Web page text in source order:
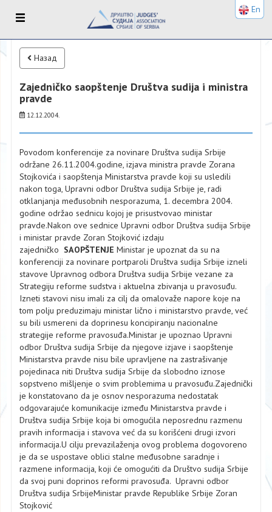
Назад
Zajedničko saopštenje Društva sudija i ministra
pravde
12.12.2004.
Povodom konferencije za novinare Društva sudija Srbije
održane 26.11.2004.godine, izjava ministra pravde Zorana
Stojkovića i saopštenja Ministarstva pravde koji su usledili
nakon toga, Upravni odbor Društva sudija Srbije je, radi
otklanjanja međusobnih nesporazuma, 1. decembra 2004.
godine održao sednicu kojoj je prisustvovao ministar
pravde.Nakon ove sednice Upravni odbor Društva sudija Srbije
i ministar pravde Zoran Stojković izdaju
zajedničko SAOPŠTENJE Ministar je upoznat da su na
konferenciji za novinare portparoli Društva sudija Srbije izneli
stavove Upravnog odbora Društva sudija Srbije vezane za
Strategiju reforme sudstva i aktuelna zbivanja u pravosuđu.
Izneti stavovi nisu imali za cilj da omalovaže napore koje na
tom polju preduzimaju ministar lično i ministarstvo pravde, već
su bili usmereni da doprinesu koncipiranju nacionalne
strategije reforme pravosuđa.Ministar je upoznao Upravni
odbor Društva sudija Srbije da njegove izjave i saopštenje
Ministarstva pravde nisu bile upravljene na zastrašivanje
pojedinaca niti Društva sudija Srbije da slobodno iznose
sopstveno mišljenje o svim problemima u pravosuđu.Zajednički
je konstatovano da je osnov nesporazuma nedostatak
odgovarajuće komunikacije između Ministarstva pravde i
Društva sudija Srbije koja bi omogućila neposrednu razmenu
pravih informacija i stavova već da su korišćeni drugi izvori
informacija.U cilju prevazilaženja ovog problema dogovoreno
je da se uspostave oblici stalne međusobne saradnje i
razmene informacija, koji će omogućiti da Društvo sudija Srbije
da svoj puni doprinos reformi pravosuđa. Upravni odbor
Društva sudija SrbijeMinistar pravde Republike Srbije Zoran
Stojković
En